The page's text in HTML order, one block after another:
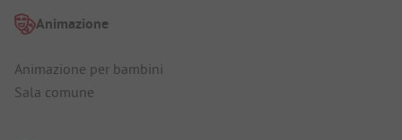
Animazione
Animazione per bambini
Sala comune